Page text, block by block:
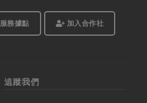
服務據點 加入合作社
追蹤我們